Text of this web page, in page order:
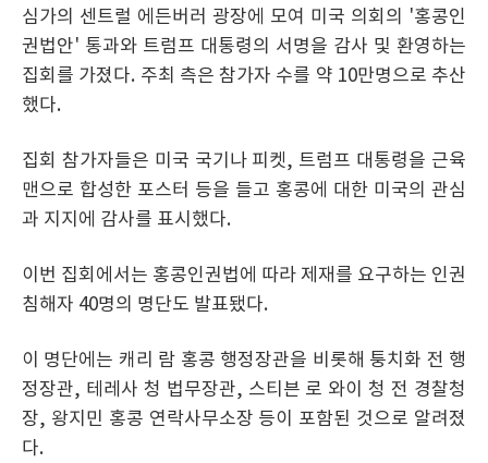
심가의 센트럴 에든버러 광장에 모여 미국 의회의 '홍콩인
권법안' 통과와 트럼프 대통령의 서명을 감사 및 환영하는
집회를 가졌다. 주최 측은 참가자 수를 약 10만명으로 추산
했다.
집회 참가자들은 미국 국기나 피켓, 트럼프 대통령을 근육
맨으로 합성한 포스터 등을 들고 홍콩에 대한 미국의 관심
과 지지에 감사를 표시했다.
이번 집회에서는 홍콩인권법에 따라 제재를 요구하는 인권
침해자 40명의 명단도 발표됐다.
이 명단에는 캐리 람 홍콩 행정장관을 비롯해 퉁치화 전 행
정장관, 테레사 청 법무장관, 스티븐 로 와이 청 전 경찰청
장, 왕지민 홍콩 연락사무소장 등이 포함된 것으로 알려졌
다.